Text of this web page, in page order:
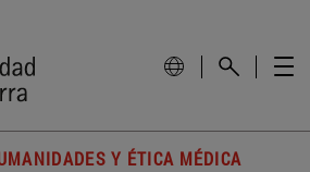
Y ÉTICA MÉDICA